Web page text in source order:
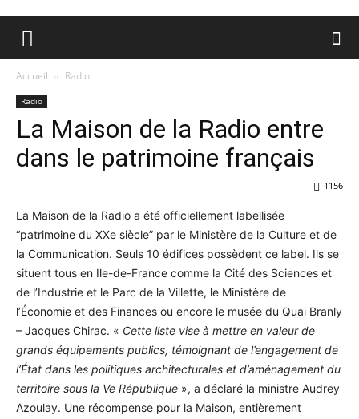
Accueil Radio
Radio
La Maison de la Radio entre
dans le patrimoine français
1156
La Maison de la Radio a été officiellement labellisée
“patrimoine du XXe siècle” par le Ministère de la Culture et de
la Communication. Seuls 10 édifices possèdent ce label. Ils se
situent tous en Ile-de-France comme la Cité des Sciences et
de l’Industrie et le Parc de la Villette, le Ministère de
l’Économie et des Finances ou encore le musée du Quai Branly
– Jacques Chirac. « Cette liste vise à mettre en valeur de
grands équipements publics, témoignant de l’engagement de
l’État dans les politiques architecturales et d’aménagement du
territoire sous la Ve République », a déclaré la ministre Audrey
Azoulay. Une récompense pour la Maison, entièrement